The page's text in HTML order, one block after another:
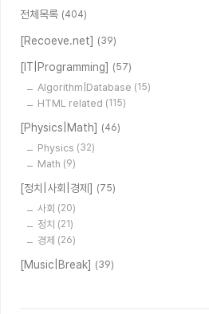
전체목록 (404)
[Recoeve.net] (39)
[IT|Programming] (57)
Algorithm|Database (15)
HTML related (115)
[Physics|Math] (46)
Physics (32)
Math (9)
[정치|사회|경제] (75)
사회 (20)
정치 (21)
경제 (26)
[Music|Break] (39)